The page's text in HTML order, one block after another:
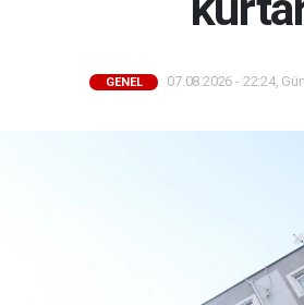
GENEL 07.08.2026 - 22:24,